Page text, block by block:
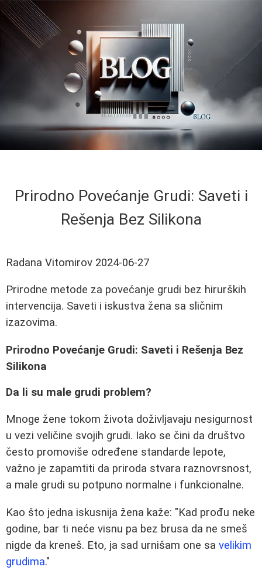
Prirodno Povećanje Grudi: Saveti i
Rešenja Bez Silikona
Radana Vitomirov 2024-06-27
Prirodne metode za povećanje grudi bez hirurških
intervencija. Saveti i iskustva žena sa sličnim
izazovima.
Prirodno Povećanje Grudi: Saveti i Rešenja Bez
Silikona
Da li su male grudi problem?
Mnoge žene tokom života doživljavaju nesigurnost
u vezi veličine svojih grudi. Iako se čini da društvo
često promoviše određene standarde lepote,
važno je zapamtiti da priroda stvara raznovrsnost,
a male grudi su potpuno normalne i funkcionalne.
Kao što jedna iskusnija žena kaže: "Kad prođu neke
godine, bar ti neće visnu pa bez brusa da ne smeš
nigde da kreneš. Eto, ja sad urnišam one sa velikim
grudima."